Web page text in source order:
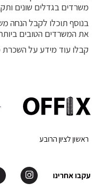
משרדים בגדלים שונים
בנוסף תוכלו לקבל הנחה
את המשרדים הטובים
קבלו עוד מידע על
ראשון לציון הרובע
עקבו אחרינו